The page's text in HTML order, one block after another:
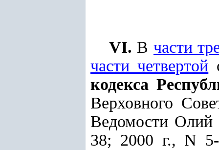
VI. В части
части четвертой
кодекса
Верховного
Ведомости Олий
38; 2000 г., N 5-